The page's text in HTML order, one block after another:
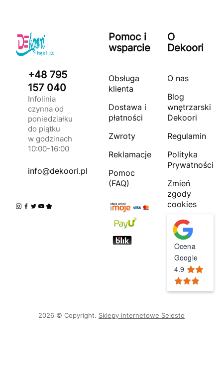
+48 795
157 040
Infolinia
czynna od
poniedziałku
do piątku
w godzinach
10:00-16:00
info@dekoori.pl
Pomoc i
wsparcie
Obsługa
klienta
Dostawa i
płatności
Zwroty
Reklamacje
Pomoc
(FAQ)
O
Dekoori
O nas
Blog
wnętrzarski
Dekoori
Regulamin
Polityka
Prywatności
Zmień
zgody
cookies
Ocena
Google
4.9
2026 © Copyright. Sklepy internetowe Selesto